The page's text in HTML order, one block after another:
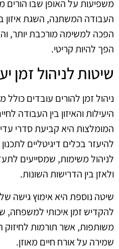
משפיעות על האופן שבו
העבודה המשתנה, השגת איזון
הפכה למשימה מורכבת יותר,
הפך להיות קריטי.
שיטות לניהול זמן
ניהול זמן להורים עובדים כולל
היעילות והאיזון בין העבודה
המומלצות היא קביעת סדרי
להיעזר בכלים דיגיטליים לתכנון
לניהול משימות, שמסייעים
ולאזן בין הדרישות השונות.
שיטה נוספת היא אימוץ גישה
להקדיש זמן איכותי למשפחה,
משותפות, אשר תורמות
שמירה על אורח חיים מאוזן.